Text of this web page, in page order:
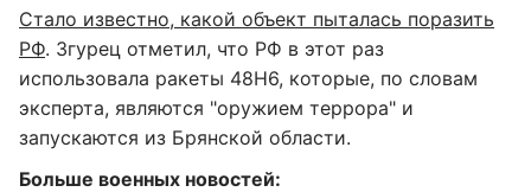
Стало известно, какой объект пыталась поразить
РФ. Згурец отметил, что РФ в этот раз
использовала ракеты 48Н6, которые, по словам
эксперта, являются "оружием террора" и
запускаются из Брянской области.
Больше военных новостей: